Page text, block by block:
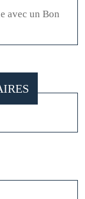
avec un Bon